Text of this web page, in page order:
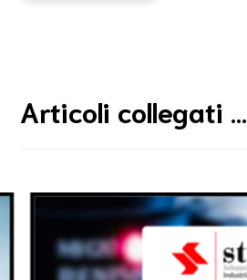
Articoli collegati ...